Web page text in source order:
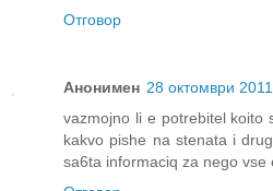
Отговор
Анонимен 28 октомври
vazmojno li e potrebitel koito
kakvo pishe na stenata i
sa6ta informaciq za nego